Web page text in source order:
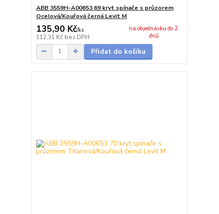
ABB 3559H-A00653 69 kryt spínače s průzorem
Ocelová/Kouřová černá Levit M
135,90 Kč/ks
112,31 Kč bez DPH
na objednávku do 2
dnů
Přidat do košíku